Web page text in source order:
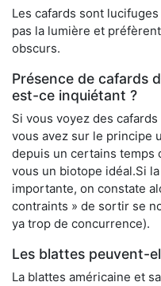
Les cafards sont
pas la lumière et
obscurs.
Présence de cafards
est-ce inquiétant ?
Si vous voyez des
vous avez sur le principe
depuis un certains temps
vous un biotope idéal.Si
importante, on constate
contraints » de sortir se
ya trop de concurrence).
Les blattes peuvent-
La blattes américaine et